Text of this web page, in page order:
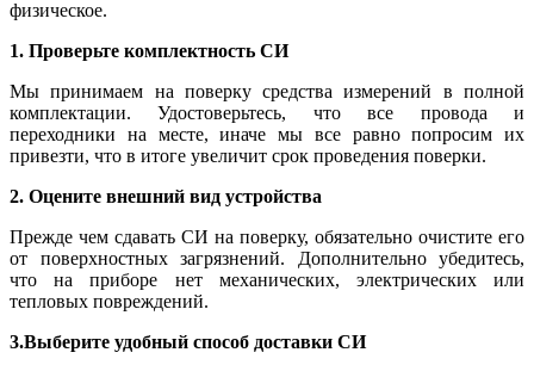
физическое.
1. Проверьте комплектность СИ
Мы принимаем на поверку средства измерений в полной
комплектации. Удостоверьтесь, что все провода и
переходники на месте, иначе мы все равно попросим их
привезти, что в итоге увеличит срок проведения поверки.
2. Оцените внешний вид устройства
Прежде чем сдавать СИ на поверку, обязательно очистите его
от поверхностных загрязнений. Дополнительно убедитесь,
что на приборе нет механических, электрических или
тепловых повреждений.
3.Выберите удобный способ доставки СИ